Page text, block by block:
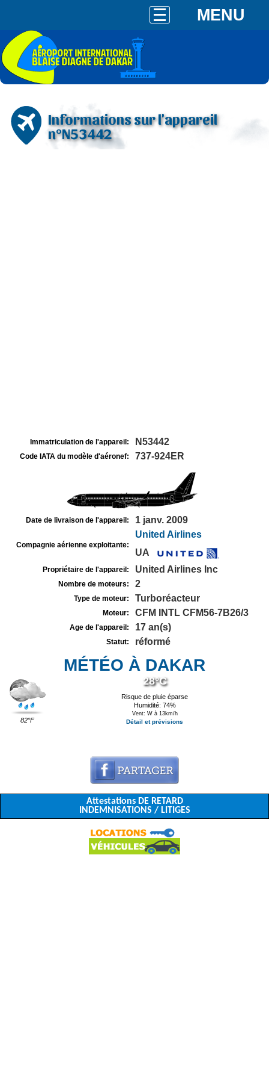
MENU
Informations sur l'appareil
n°N53442
Immatriculation de l'appareil: N53442
Code IATA du modèle d'aéronef: 737-924ER
Date de livraison de l'appareil: 1 janv. 2009
Compagnie aérienne exploitante:
United Airlines
UA
Propriétaire de l'appareil: United Airlines Inc
Nombre de moteurs: 2
Type de moteur: Turboréacteur
Moteur: CFM INTL CFM56-7B26/3
Age de l'appareil: 17 an(s)
Statut: réformé
MÉTÉO À DAKAR
82°F
28°C
Risque de pluie éparse
Humidité: 74%
Vent: W à 13km/h
Détail et prévisions
Attestations DE RETARD
INDEMNISATIONS / LITIGES